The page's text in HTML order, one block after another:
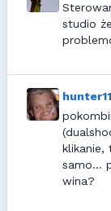
studio
klikanie,
samo...
wina?